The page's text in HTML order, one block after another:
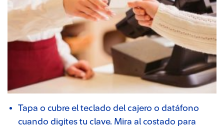
Tapa o cubre el teclado del cajero o datáfono
cuando digites tu clave. Mira al costado para